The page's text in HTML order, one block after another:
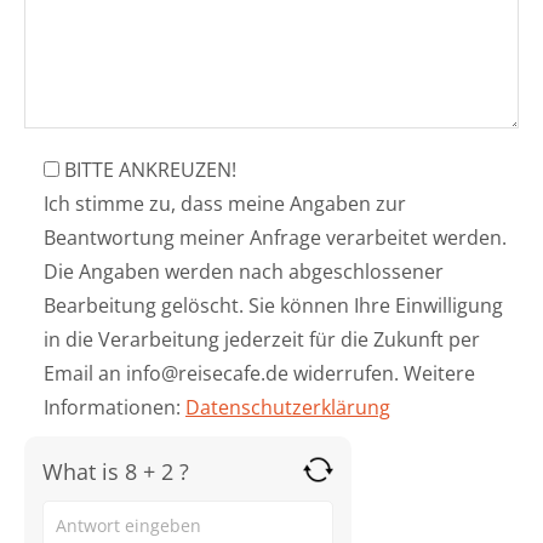
BITTE ANKREUZEN!
Ich stimme zu, dass meine Angaben zur
Beantwortung meiner Anfrage verarbeitet werden.
Die Angaben werden nach abgeschlossener
Bearbeitung gelöscht. Sie können Ihre Einwilligung
in die Verarbeitung jederzeit für die Zukunft per
Email an info@reisecafe.de widerrufen. Weitere
Informationen: Datenschutzerklärung
What is 8 + 2 ?